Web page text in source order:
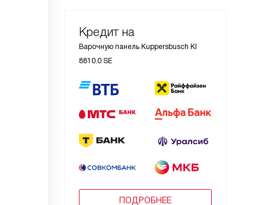
Кредит на
Варочную панель Kuppersbusch KI
8810.0 SE
ПОДРОБНЕЕ